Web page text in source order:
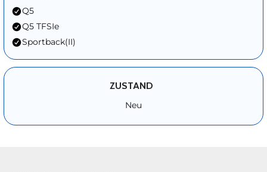
Q5
Q5 TFSIe
Sportback(II)
ZUSTAND
Neu